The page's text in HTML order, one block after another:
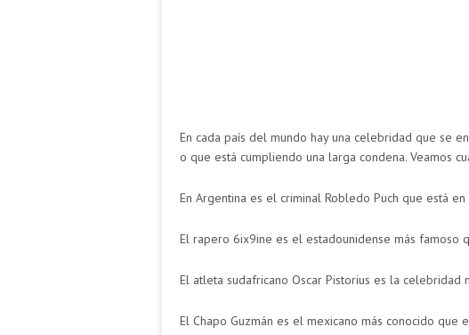
En cada país del mundo hay una celebridad que se
o que está cumpliendo una larga condena. Veamos
En Argentina es el criminal Robledo Puch que está
El rapero 6ix9ine es el estadounidense más famoso
El atleta sudafricano Oscar Pistorius es la celebridad
El Chapo Guzmán es el mexicano más conocido que